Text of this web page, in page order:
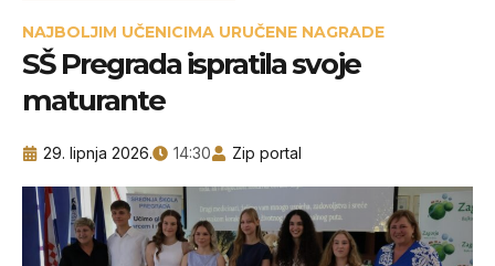
NAJBOLJIM UČENICIMA URUČENE NAGRADE
SŠ Pregrada ispratila svoje
maturante
29. lipnja 2026. 14:30 Zip portal